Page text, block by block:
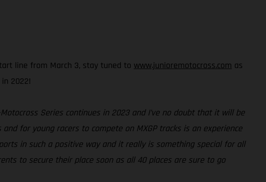
line from March 3, stay tuned to www.junioremotocross.com as
2022!
Series continues in 2023 and I’ve no doubt that it will be
for young racers to compete on MXGP tracks is an experience
in such a positive way and it really is something special for all
to secure their place soon as all 40 places are sure to go